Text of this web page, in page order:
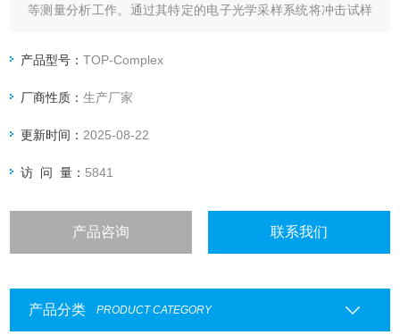
等测量分析工作。通过其特定的电子光学采样系统将冲击试样
断口纤维率进行测量。操作方便，准确率高，并能进行以往手
理。
产品型号：TOP-Complex
厂商性质：生产厂家
更新时间： 2025-08-22
访 问 量： 5841
产品咨询 联系我们
产品分类 PRODUCT CATEGORY